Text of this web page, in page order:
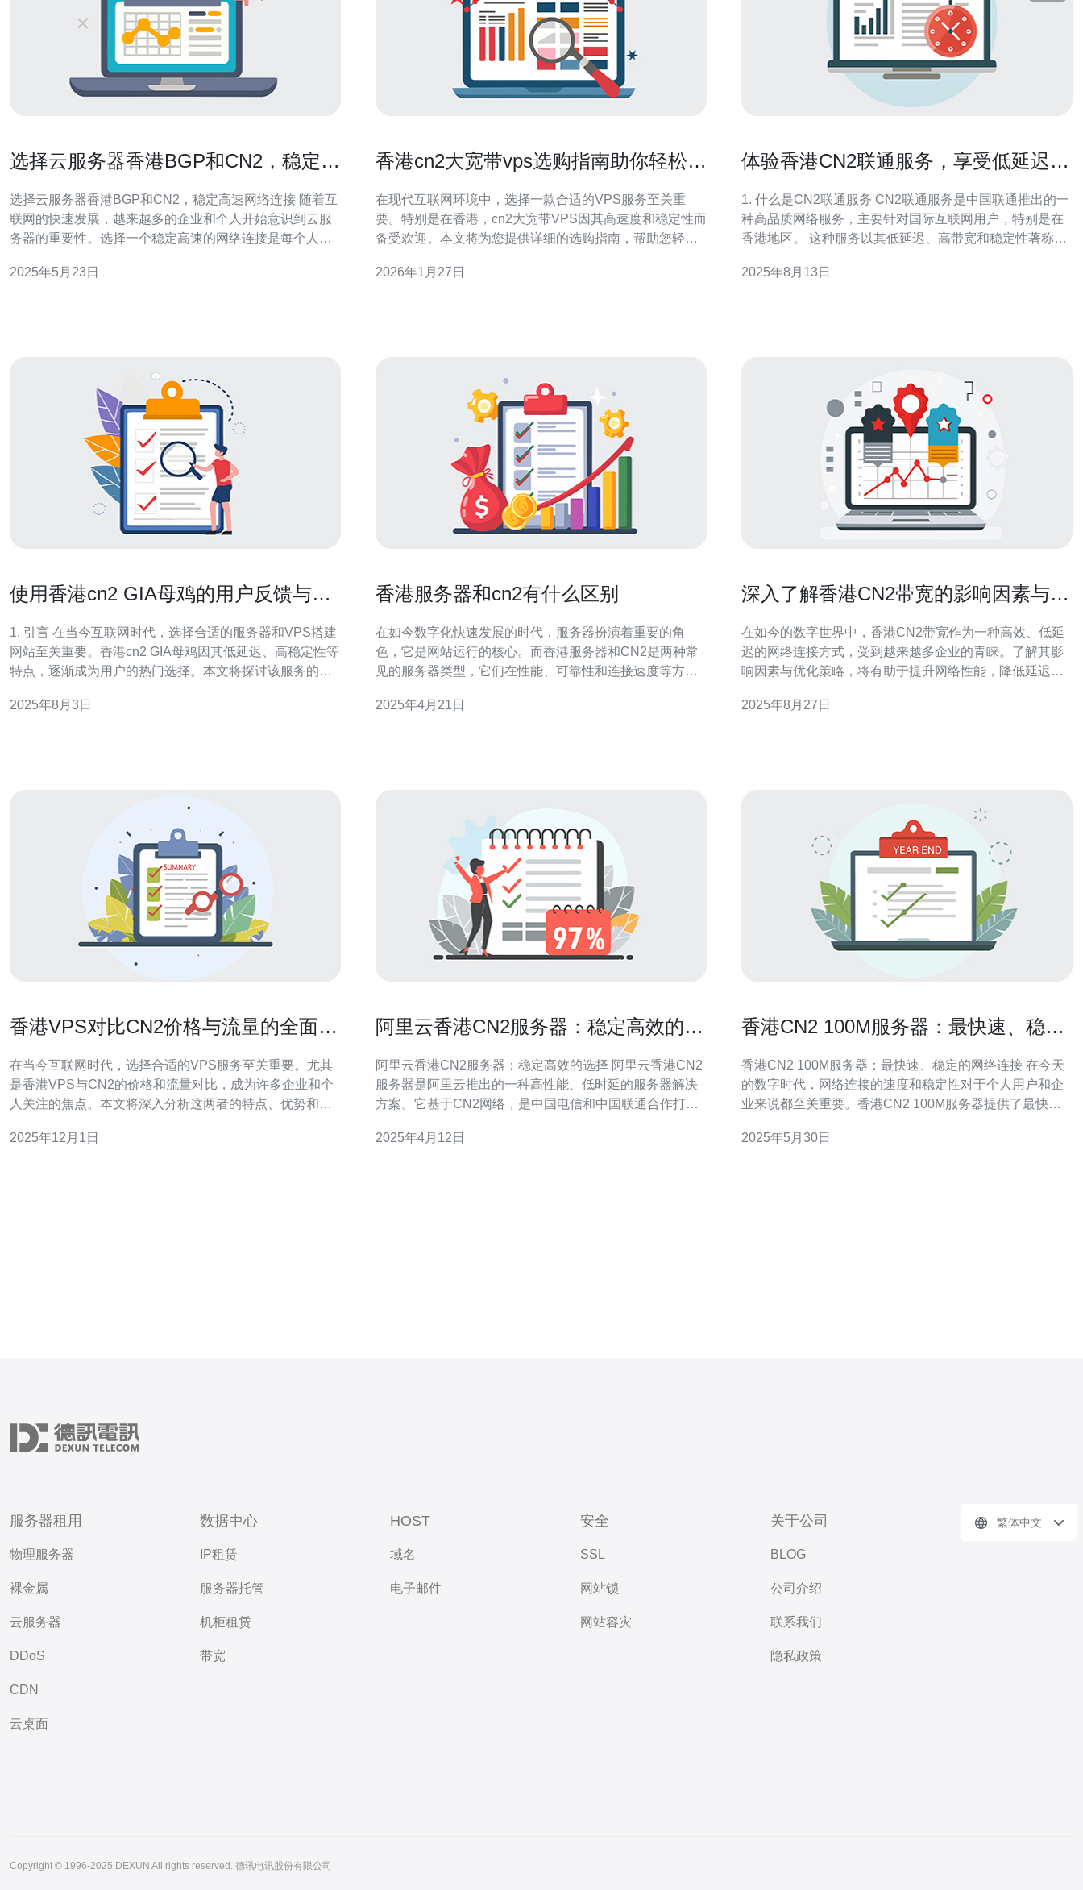
选择云服务器香港BGP和CN2，稳定高
选择云服务器香港BGP和CN2，稳定高速网络连接 随着互
联网的快速发展，越来越多的企业和个人开始意识到云服
务器的重要性。选择一个稳定高速的网络连接是每个人都
务器香港BGP和CN2，能够提供稳定高速的网络连接。 云
2025年5月23日
香港cn2大宽带vps选购指南助你轻松获
在现代互联网环境中，选择一款合适的VPS服务至关重
要。特别是在香港，cn2大宽带VPS因其高速度和稳定性而
备受欢迎。本文将为您提供详细的选购指南，帮助您轻松
的cn2大宽带VPS？ 选择香港的cn2大宽带VPS，首先是因
2026年1月27日
体验香港CN2联通服务，享受低延迟网
1. 什么是CN2联通服务 CN2联通服务是中国联通推出的一
种高品质网络服务，主要针对国际互联网用户，特别是在
香港地区。 这种服务以其低延迟、高带宽和稳定性著称，
专用线路和优化的路由技术，显著减少了数据传输中的延
2025年8月13日
使用香港cn2 GIA母鸡的用户反馈与体
1. 引言 在当今互联网时代，选择合适的服务器和VPS搭建
网站至关重要。香港cn2 GIA母鸡因其低延迟、高稳定性等
特点，逐渐成为用户的热门选择。本文将探讨该服务的用
么是香港cn2 G
2025年8月3日
香港服务器和cn2有什么区别
在如今数字化快速发展的时代，服务器扮演着重要的角
色，它是网站运行的核心。而香港服务器和CN2是两种常
见的服务器类型，它们在性能、可靠性和连接速度等方面
帮助读者了解它们的区别和适用场景。 香港服务器是指位
2025年4月21日
深入了解香港CN2带宽的影响因素与优
在如今的数字世界中，香港CN2带宽作为一种高效、低延
迟的网络连接方式，受到越来越多企业的青睐。了解其影
响因素与优化策略，将有助于提升网络性能，降低延迟，
宽的各种因素，并结合实际案例提出相应的优化策略，最
2025年8月27日
香港VPS对比CN2价格与流量的全面分
在当今互联网时代，选择合适的VPS服务至关重要。尤其
是香港VPS与CN2的价格和流量对比，成为许多企业和个
人关注的焦点。本文将深入分析这两者的特点、优势和劣
香港VPS以其优越的地理位置和网络环境而闻名。首先，
2025年12月1日
阿里云香港CN2服务器：稳定高效的选
阿里云香港CN2服务器：稳定高效的选择 阿里云香港CN2
服务器是阿里云推出的一种高性能、低时延的服务器解决
方案。它基于CN2网络，是中国电信和中国联通合作打造
里云香港CN2服务器在网络稳定性和可靠性方面具有显著
2025年4月12日
香港CN2 100M服务器：最快速、稳定
香港CN2 100M服务器：最快速、稳定的网络连接 在今天
的数字时代，网络连接的速度和稳定性对于个人用户和企
业来说都至关重要。香港CN2 100M服务器提供了最快
港CN2 100M服务器拥有以下几个优势： 高速连接：通过
2025年5月30日
服务器租用
物理服务器
裸金属
云服务器
DDoS
CDN
云桌面
数据中心
IP租赁
服务器托管
机柜租赁
带宽
HOST
域名
电子邮件
安全
SSL
网站锁
网站容灾
关于公司
BLOG
公司介绍
联系我们
隐私政策
繁体中文
Copyright © 1996-2025 DEXUN All rights reserved. 德讯电讯股份有限公司